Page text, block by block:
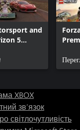
and
5
XBOX
зв’язок
світлочутливість